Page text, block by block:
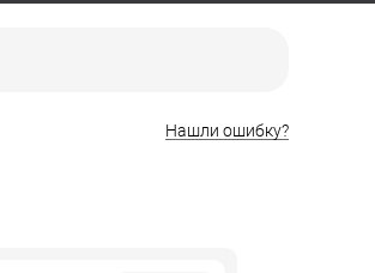
Нашли ошибку?